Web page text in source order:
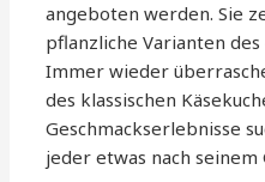
angeboten werden. Sie
pflanzliche Varianten
Immer wieder
des klassischen
Geschmackserlebnisse
jeder etwas nach seinem